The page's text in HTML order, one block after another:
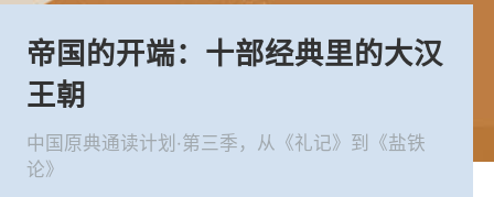
帝国的开端：十部经典里的大汉
王朝
中国原典通读计划·第三季，从《礼记》到《盐铁
论》